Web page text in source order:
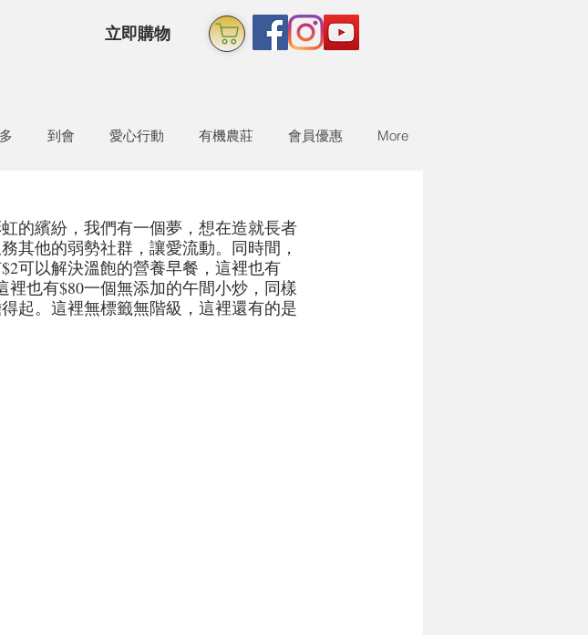
立即購物
到會 愛心行動 有機農莊 會員優惠 More
的繽紛，我們有一個夢，想在造就長者
其他的弱勢社群，讓愛流動。同時間，
可以解決溫飽的營養早餐，這裡也有
也有$80一個無添加的午間小炒，同樣
起。這裡無標籤無階級，這裡還有的是